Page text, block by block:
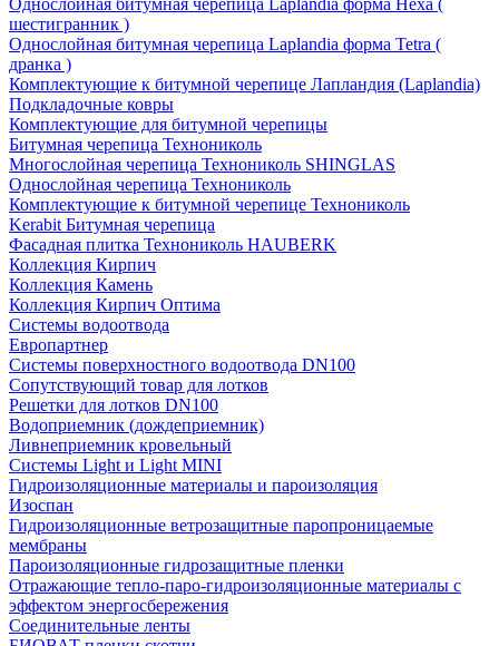
Однослойная битумная черепица Laplandia форма Hexa (
шестигранник )
Однослойная битумная черепица Laplandia форма Tetra (
дранка )
Комплектующие к битумной черепице Лапландия (Laplandia)
Подкладочные ковры
Комплектующие для битумной черепицы
Битумная черепица Технониколь
Многослойная черепица Технониколь SHINGLAS
Однослойная черепица Технониколь
Комплектующие к битумной черепице Технониколь
Kerabit Битумная черепица
Фасадная плитка Технониколь HAUBERK
Кол​лекция Кирпич
Кол​лекция Камень
Коллекция Кирпич Оптима
Системы водоотвода
Европартнер
Системы поверхностного водоотвода DN100
Сопутствующий товар для лотков
Решетки для лотков DN100
Водоприемник (дождеприемник)
Ливнеприемник кровельный
Системы Light и Light MINI
Гидроизоляционные материалы и пароизоляция
Изоспан
Гидроизоляционные ветрозащитные паропроницаемые
мембраны
Пароизоляционные гидрозащитные пленки
Отражающие тепло-паро-гидроизоляционные материалы с
эффектом энергосбережения
Соединительные ленты